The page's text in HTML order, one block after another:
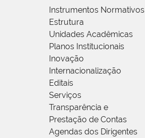
Instrumentos Normativos
Estrutura
Unidades Acadêmicas
Planos Institucionais
Inovação
Internacionalização
Editais
Serviços
Transparência e
Prestação de Contas
Agendas dos Dirigentes